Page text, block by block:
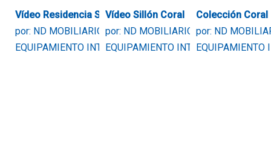
Vídeo Residencia San Antonio
por: ND MOBILIARIO Y
EQUIPAMIENTO INTEGRAL
Vídeo Sillón Coral
por: ND MOBILIARIO Y
EQUIPAMIENTO INTEGRAL
Colección Coral
por: ND
EQUIPAMIENTO